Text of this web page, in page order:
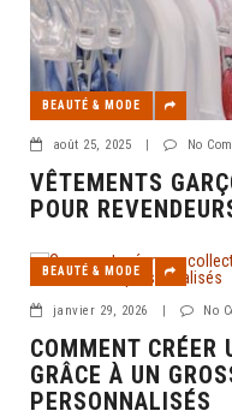
BEAUTÉ & MODE
août 25, 2025 | No
VÊTEMENTS
POUR
BEAUTÉ & MODE
janvier 29, 2026 | No
COMMENT CRÉER
GRÂCE À UN
PERSONNALISÉS